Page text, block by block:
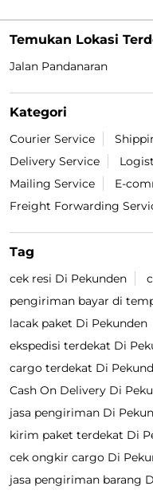
Temukan Lokasi
Jalan Pandanaran
Kategori
Courier Service
Delivery Service
Mailing Service
E-
Freight Forwarding
Tag
cek resi Di Pekunden
pengiriman bayar di
lacak paket Di Pekunden
ekspedisi terdekat Di
cargo terdekat Di
Cash On Delivery Di
jasa pengiriman Di
kirim paket terdekat Di
cek ongkir cargo Di
jasa pengiriman barang